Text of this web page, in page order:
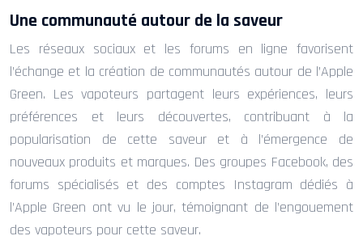
Une communauté autour de la saveur
Les réseaux sociaux et les forums en ligne favorisent
l’échange et la création de communautés autour de l’Apple
Green. Les vapoteurs partagent leurs expériences, leurs
préférences et leurs découvertes, contribuant à la
popularisation de cette saveur et à l’émergence de
nouveaux produits et marques. Des groupes Facebook, des
forums spécialisés et des comptes Instagram dédiés à
l’Apple Green ont vu le jour, témoignant de l’engouement
des vapoteurs pour cette saveur.